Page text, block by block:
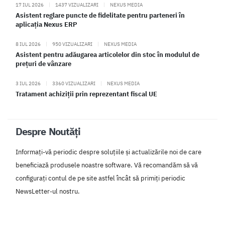
17 IUL 2026 | 1437 VIZUALIZARI | NEXUS MEDIA
Asistent reglare puncte de fidelitate pentru parteneri în
aplicația Nexus ERP
8 IUL 2026 | 950 VIZUALIZARI | NEXUS MEDIA
Asistent pentru adăugarea articolelor din stoc în modulul de
prețuri de vânzare
3 IUL 2026 | 3360 VIZUALIZARI | NEXUS MEDIA
Tratament achiziții prin reprezentant fiscal UE
Despre Noutăți
Informați-vă periodic despre soluțiile și actualizările noi de care
beneficiază produsele noastre software. Vă recomandăm să vă
configurați contul de pe site astfel încât să primiți periodic
NewsLetter-ul nostru.